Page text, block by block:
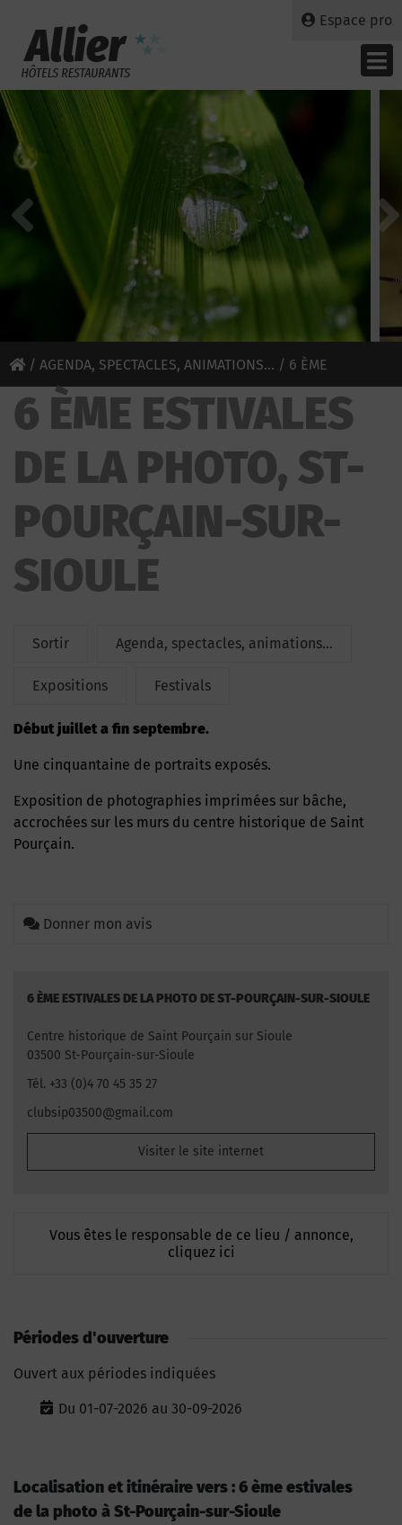
Espace pro
/ AGENDA, SPECTACLES, ANIMATIONS... / 6 ÈME
ESTIVALES DE LA PHOTO
6 ÈME ESTIVALES
DE LA PHOTO, ST-
POURÇAIN-SUR-
SIOULE
Sortir Agenda, spectacles, animations...
Expositions Festivals
Début juillet a fin septembre.
Une cinquantaine de portraits exposés.
Exposition de photographies imprimées sur bâche,
accrochées sur les murs du centre historique de Saint
Pourçain.
Donner mon avis
6 ÈME ESTIVALES DE LA PHOTO DE ST-POURÇAIN-SUR-SIOULE
Centre historique de Saint Pourçain sur Sioule
03500 St-Pourçain-sur-Sioule
Tél. +33 (0)4 70 45 35 27
clubsip03500@gmail.com
Visiter le site internet
Vous êtes le responsable de ce lieu / annonce,
cliquez ici
Périodes d'ouverture
Ouvert aux périodes indiquées
Du 01-07-2026 au 30-09-2026
Localisation et itinéraire vers : 6 ème estivales
de la photo à St-Pourçain-sur-Sioule